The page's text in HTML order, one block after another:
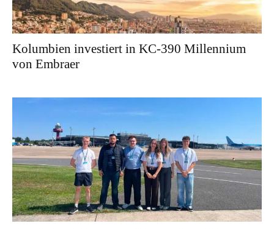
Kolumbien investiert in KC-390 Millennium
von Embraer